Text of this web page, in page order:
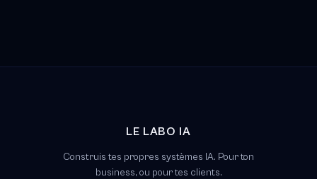
LE LABO IA
Construis tes propres systèmes IA. Pour ton
business, ou pour tes clients.